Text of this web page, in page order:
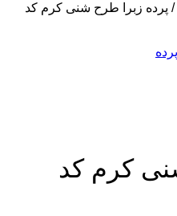
/ پرده زبرا طرح شنی کرم کد
کرم کد